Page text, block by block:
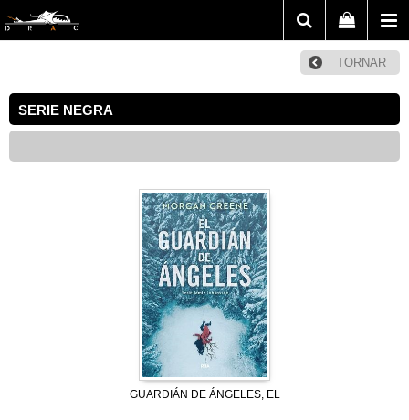
TORNAR
SERIE NEGRA
GUARDIÁN DE ÁNGELES, EL